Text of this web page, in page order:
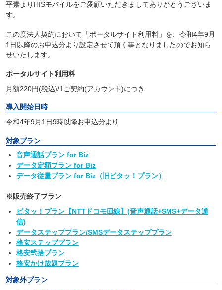
平素よりHISモバイルをご愛顧いただきましてありがとうございま
す。
この度法人契約において「ポータルサイト利用料」を、令和4年9月
1日以降のお申込分より設定させて頂く事となりましたのでお知ら
せいたします。
ポータルサイト利用料
月額220円(税込)/1ご契約(アカウント)につき
導入開始日時
令和4年9月1日9時以降お申込分より
対象プラン
音声通話プラン for Biz
データ定額プラン for Biz
データ従量プラン for Biz（旧ビタッ！プラン）
※販売終了プラン
ビタッ！プラン【NTTドコモ回線】(音声通話+SMS+データ通
信)
データステッププラン/SMSデータステッププラン
格安ステッププラン
格安弐拾プラン
格安かけ放題プラン
対象外プラン